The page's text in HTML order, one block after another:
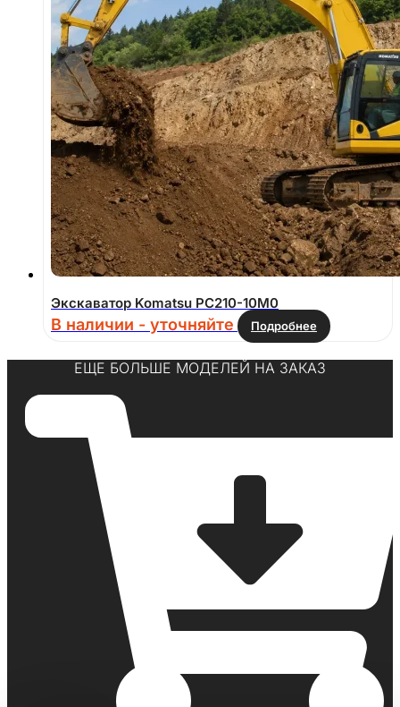
Экскаватор Komatsu PC210-10M0
В наличии - уточняйте Подробнее
ЕЩЕ БОЛЬШЕ МОДЕЛЕЙ НА ЗАКАЗ